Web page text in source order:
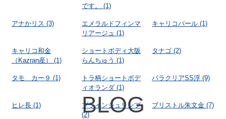
BLOG
です。
(1)
アナかリス (3)
エメラルドフィンマ
リアージュ (1)
キャリコパール (1)
キャリコ和金
（Kazran産）
(1)
ショートボディ大阪
らんちゅう (1)
タナゴ (2)
タモ カー９ (1)
トラ柄ショートボデ
ィオランダ (1)
パラクリアSS浮 (9)
ヒレ長 (1)
ブラインシュリンプ
(2)
ブリストル朱文金 (7)